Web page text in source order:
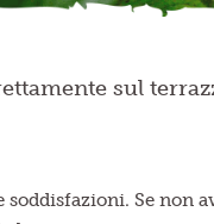
sul
Se non